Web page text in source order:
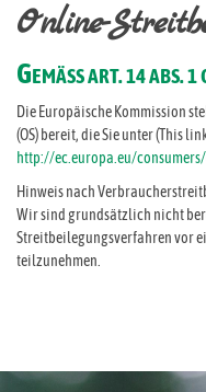
Online-
GEMÄSS ART. 14 ABS. 1
Die Europäische Kommission
(OS) bereit, die Sie unter (This
http://ec.europa.eu/
Hinweis nach
Wir sind grundsätzlich nicht
Streitbeilegungsverfahren vor
teilzunehmen.